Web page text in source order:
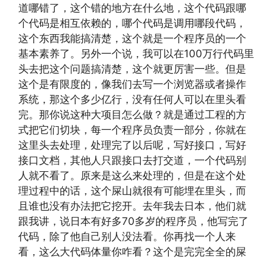
道哪错了，这个错的地方在什么地，这个代码跟哪
个代码是相互依赖的，哪个代码是调用哪段代码，
这个东西我能搞清楚，这个就是一个程序员的一个
基本素养了。另外一个说，我可以在100万行代码里
头去把这个问题搞清楚，这个就更厉害一些。但是
这个是有限度的，像我们去写一个浏览器或者操作
系统，那这个多少亿行，没有任何人可以在里头看
完。那你说这种大项目怎么做？就是通过工程的方
式把它们切块，每一个程序员负责一部分，你就在
这里头去处理，处理完了以后呢，写好接口，写好
接口文档，其他人只跟接口去打交道，一个代码别
人就不看了。原来是这么来处理的，但是在这个处
理过程中的话，这个屎山就很有可能埋在里头，而
且谁也没有办法把它挖开。去年我去日本，他们就
跟我讲，说日本有好多70多岁的程序员，他写完了
代码，除了他自己别人没法看。你再找一个人来
看，这么大代码体量你咋看？这个是完完全全的屎